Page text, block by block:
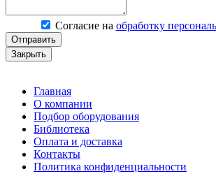
Согласие на обработку
Отправить
Закрыть
Главная
О компании
Подбор оборудования
Библиотека
Оплата и доставка
Контакты
Политика конфиденциальности